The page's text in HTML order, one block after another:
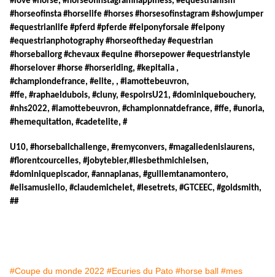
#horseofinsta #horselife #horses #horsesofinstagram #showjumper
#equestrianlife #pferd #pferde #feiponyforsale #feipony
#equestrianphotography #horseoftheday #equestrian
#horseballorg #chevaux #equine #horsepower #equestrianstyle
#horselover #horse #horseriding, #kepitalia ,
#championdefrance, #elite, , #lamottebeuvron,
#ffe, #raphaeldubois, #cluny, #espoirsU21, #dominiquebouchery,
#nhs2022, #lamottebeuvron, #championnatdefrance, #ffe, #unoria,
#hemequitation, #cadetelite, #
U10, #horseballchallenge, #remyconvers, #magaliedenislaurens,
#florentcourcelles, #jobytebier,#liesbethmichielsen,
#dominiquepiscador, #annaplanas, #guillemtanamontero,
#elisamusiello, #claudemichelet, #lesetrets, #GTCEEC, #goldsmith,
##
#Coupe du monde 2022 #Ecuries du Pato #horse ball #mes